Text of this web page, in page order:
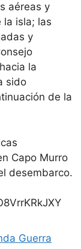
aéreas y
la isla; las
y
la
sido
de la
Capo Murro
desembarco.
Guerra